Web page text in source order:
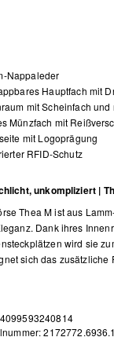
Nappaleder
Hauptfach mit
mit Scheinfach
Münzfach mit
mit Logoprägung
RFID-Schutz
unkompliziert |
Thea M ist aus
Dank ihres
wird sie
sich das zusätzliche
2172772.6936.1